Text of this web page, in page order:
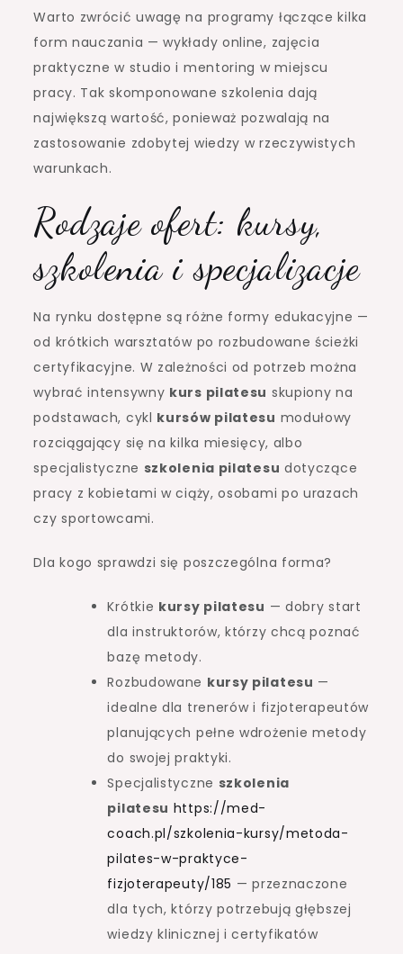
Warto zwrócić uwagę na programy łączące kilka
form nauczania — wykłady online, zajęcia
praktyczne w studio i mentoring w miejscu
pracy. Tak skomponowane szkolenia dają
największą wartość, ponieważ pozwalają na
zastosowanie zdobytej wiedzy w rzeczywistych
warunkach.
Rodzaje ofert: kursy,
szkolenia i specjalizacje
Na rynku dostępne są różne formy edukacyjne —
od krótkich warsztatów po rozbudowane ścieżki
certyfikacyjne. W zależności od potrzeb można
wybrać intensywny kurs pilatesu skupiony na
podstawach, cykl kursów pilatesu modułowy
rozciągający się na kilka miesięcy, albo
specjalistyczne szkolenia pilatesu dotyczące
pracy z kobietami w ciąży, osobami po urazach
czy sportowcami.
Dla kogo sprawdzi się poszczególna forma?
Krótkie kursy pilatesu — dobry start
dla instruktorów, którzy chcą poznać
bazę metody.
Rozbudowane kursy pilatesu —
idealne dla trenerów i fizjoterapeutów
planujących pełne wdrożenie metody
do swojej praktyki.
Specjalistyczne szkolenia
pilatesu https://med-
coach.pl/szkolenia-kursy/metoda-
pilates-w-praktyce-
fizjoterapeuty/185 — przeznaczone
dla tych, którzy potrzebują głębszej
wiedzy klinicznej i certyfikatów